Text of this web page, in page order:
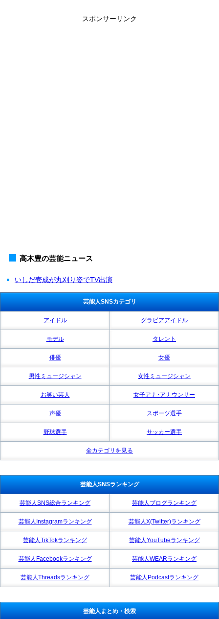
スポンサーリンク
高木豊の芸能ニュース
いしだ壱成が丸刈り姿でTV出演
芸能人SNSカテゴリ
アイドル グラビアアイドル
モデル タレント
俳優 女優
男性ミュージシャン 女性ミュージシャン
お笑い芸人 女子アナ･アナウンサー
声優 スポーツ選手
野球選手 サッカー選手
全カテゴリを見る
芸能人SNSランキング
芸能人SNS総合ランキング 芸能人ブログランキング
芸能人Instagramランキング 芸能人X(Twitter)ランキング
芸能人TikTokランキング 芸能人YouTubeランキング
芸能人Facebookランキング 芸能人WEARランキング
芸能人Threadsランキング 芸能人Podcastランキング
芸能人まとめ・検索